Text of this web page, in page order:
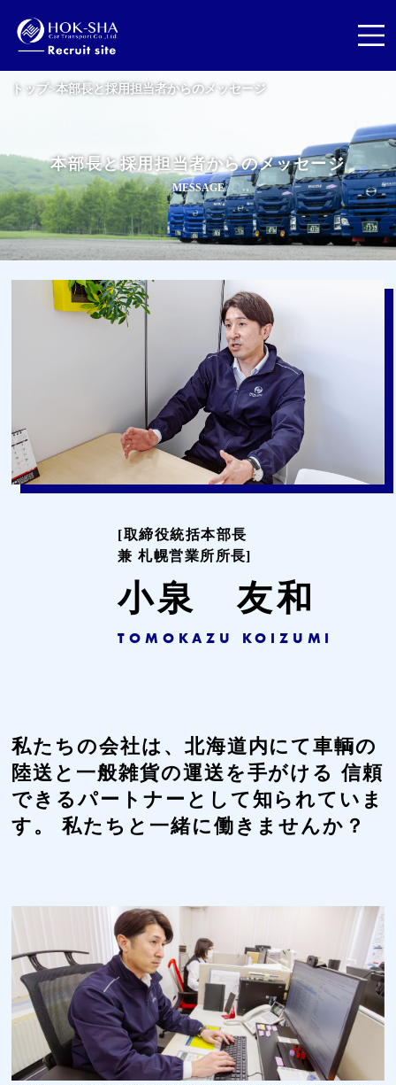
トップ>本部長と採用担当者からのメッセージ
本部長と 採用 担 当者からのメッセージ
MESSAGE
[取締役統括本部長
兼 札幌営業所所長]
小泉 友和
TOMOKAZU KOIZUMI
私たちの会社は、北海道内にて車輌の
陸送と一般雑貨の運送を手がける 信頼
できるパートナーとして知られていま
す。
私たちと一緒に働きませんか？